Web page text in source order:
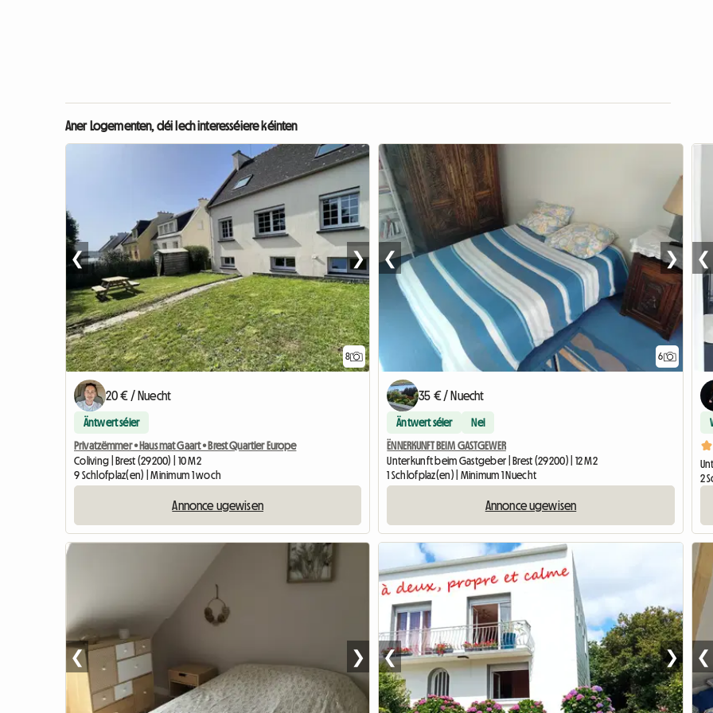
Aner Logementen, déi Iech interesséiere kéinten
8
❮ ❯
20 € / Nuecht
Äntwert séier
Privatzëmmer • Haus mat Gaart • Brest Quartier Europe
Coliving | Brest (29200) | 10 M2
9 Schlofplaz(en) | Minimum 1 woch
Annonce ugewisen
6
❮ ❯
35 € / Nuecht
Äntwert séier Nei
ËNNERKUNFT BEIM GASTGEWER
Unterkunft beim Gastgeber | Brest (29200) | 12 M2
1 Schlofplaz(en) | Minimum 1 Nuecht
Annonce ugewisen
❮
2
❮ ❯ ❮ ❯ ❮